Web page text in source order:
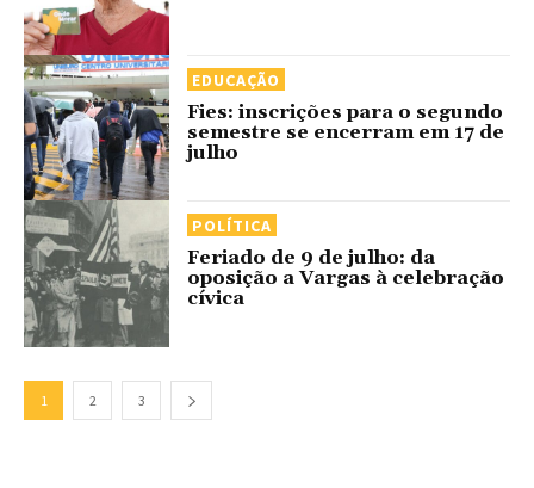
EDUCAÇÃO
Fies: inscrições para o segundo
semestre se encerram em 17 de
julho
POLÍTICA
Feriado de 9 de julho: da
oposição a Vargas à celebração
cívica
1 2 3